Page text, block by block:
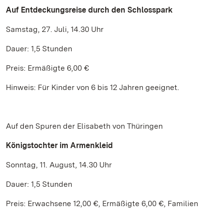
Auf Entdeckungsreise durch den Schlosspark
Samstag, 27. Juli, 14.30 Uhr
Dauer: 1,5 Stunden
Preis: Ermäßigte 6,00 €
Hinweis: Für Kinder von 6 bis 12 Jahren geeignet.
Auf den Spuren der Elisabeth von Thüringen
Königstochter im Armenkleid
Sonntag, 11. August, 14.30 Uhr
Dauer: 1,5 Stunden
Preis: Erwachsene 12,00 €, Ermäßigte 6,00 €, Familien